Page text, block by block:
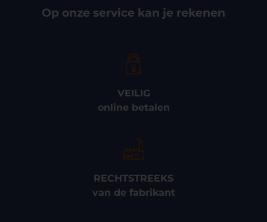
Op onze service kan je rekenen
VEILIG
online betalen
RECHTSTREEKS
van de fabrikant